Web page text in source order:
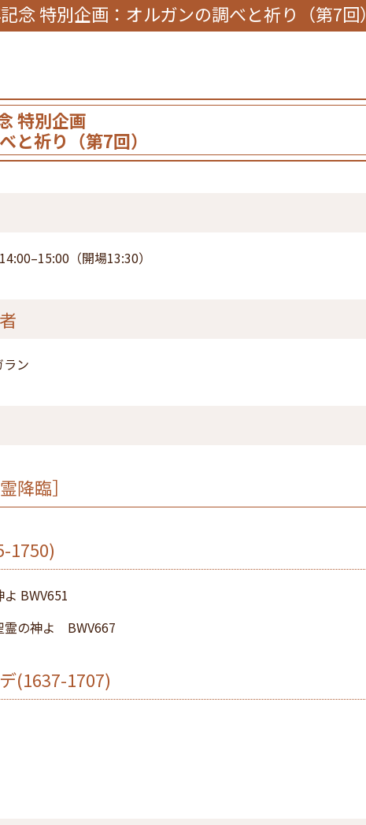
念 特別企画：オルガンの調べと祈り（第7回）
特別企画
と祈り（第7回）
（開場13:30）
ン
降臨］
1750)
BWV651
霊の神よ BWV667
(1637-1707)